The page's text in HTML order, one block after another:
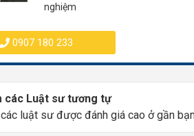
nghiệm
0907 180 233
các Luật sư tương tự
luật sư được đánh giá cao ở gần